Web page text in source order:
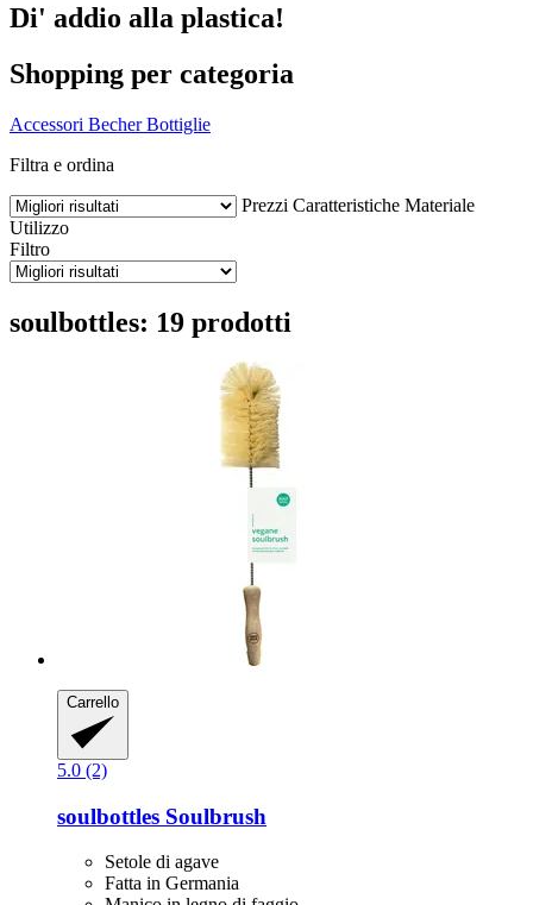
Di' addio alla plastica!
Shopping per categoria
Accessori Becher Bottiglie
Filtra e ordina
Prezzi Caratteristiche Materiale
Utilizzo
Filtro
soulbottles: 19 prodotti
Carrello
5.0 (2)
soulbottles Soulbrush
Setole di agave
Fatta in Germania